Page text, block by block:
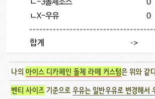
나의아이스 디카페인 돌체 라떼 커스텀은 위와 같
벤티 사이즈 기준으로우유는 일반우유로 변경해서